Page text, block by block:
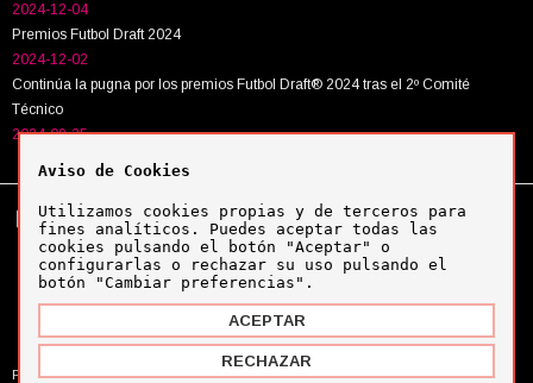
2024-12-04
Premios Futbol Draft 2024
2024-12-02
Continúa la pugna por los premios Futbol Draft® 2024 tras el 2º Comité
Técnico
2024-09-25
Tel: +34 943 63 40 63
Política de cookies
Política de privacidad
Aviso legal
Copyright © Futbol Draft 2024
Powered byMYFOCUS
Aviso de Cookies
Utilizamos cookies propias y de terceros para
fines analíticos. Puedes aceptar todas las
cookies pulsando el botón "Aceptar" o
configurarlas o rechazar su uso pulsando el
botón "Cambiar preferencias".
ACEPTAR
RECHAZAR